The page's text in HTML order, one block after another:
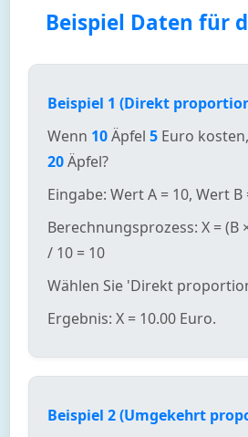
Beispiel Daten für
Beispiel 1 (Direkt
Wenn 10Äpfel 5 Euro
20Äpfel?
Eingabe: Wert A = 10, Wert B
Berechnungsprozess: X = (B
/ 10 = 10
Wählen Sie 'Direkt
Ergebnis: X = 10.00 Euro.
Beispiel 2 (Umgekehrt